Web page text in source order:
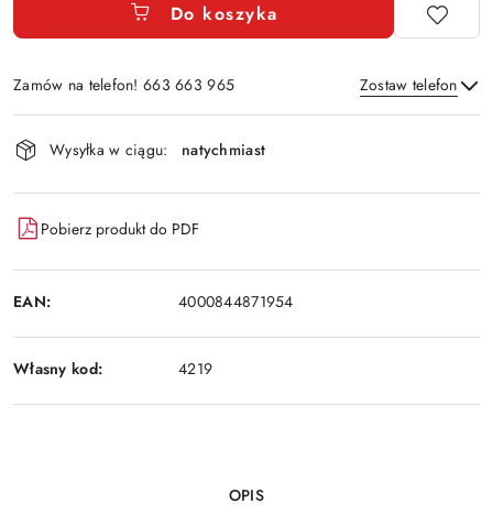
Do koszyka
Zamów na telefon! 663 663 965 Zostaw telefon
Dostępność
i
dostawa
Wysyłka w ciągu: natychmiast
Pobierz produkt do PDF
EAN: 4000844871954
Własny kod: 4219
OPIS